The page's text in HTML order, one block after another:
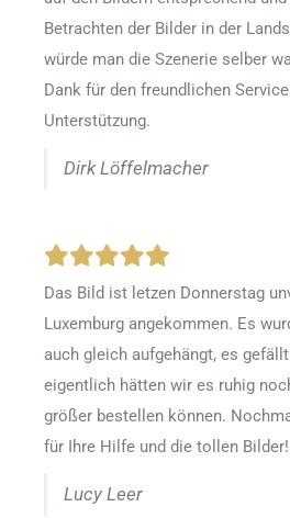
Betrachten der Bilder in der
würde man die Szenerie selber
Dank für den freundlichen
Unterstützung.
Dirk Löffelmacher
Das Bild ist letzen Donnerstag
Luxemburg angekommen. Es
auch gleich aufgehängt, es
eigentlich hätten wir es ruhig
größer bestellen können.
für Ihre Hilfe und die tollen Bilder!
Lucy Leer